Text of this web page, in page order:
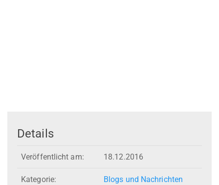
Details
Veröffentlicht am: 18.12.2016
Kategorie: Blogs und Nachrichten